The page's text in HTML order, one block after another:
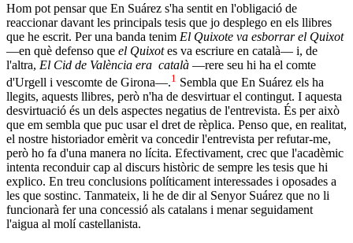
Hom pot pensar que En Suárez s'ha sentit en l'obligació de
reaccionar davant les principals tesis que jo desplego en els llibres
que he escrit. Per una banda tenim El Quixote va esborrar el Quixot
―en què defenso que el Quixotes va escriure en català― i, de
l'altra, El Cid de València era català ―rere seu hi ha el comte
d'Urgell i vescomte de Girona―.1 Sembla que En Suárez els ha
llegits, aquests llibres, però n'ha de desvirtuar el contingut. I aquesta
desvirtuació és un dels aspectes negatius de l'entrevista. És per això
que em sembla que puc usar el dret de rèplica. Penso que, en realitat,
el nostre historiador emèrit va concedir l'entrevista per refutar-me,
però ho fa d'una manera no lícita. Efectivament, crec que l'acadèmic
intenta reconduir cap al discurs històric de sempre les tesis que hi
explico. En treu conclusions políticament interessades i oposades a
les que sostinc. Tanmateix, li he de dir al Senyor Suárez que no li
funcionarà fer una concessió als catalans i menar seguidament
l'aigua al molí castellanista.